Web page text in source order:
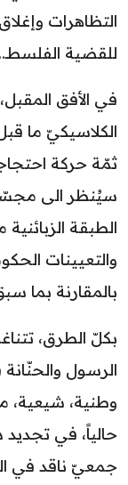
التظاهرات
للقضية
في الأفق
الكلاسيكيّ ما
ثمّة حركة
سيُنظر الى
الطبقة
والتعيينات
بالمقارنة بما
بكلّ الطرق،
الرسول
وطنية، شيعية،
حالياً، في
جمعيّ ناقد في